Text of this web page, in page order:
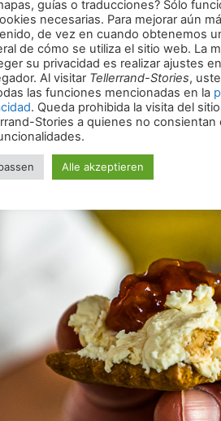
la máquina que añade el
Jørgen, produce mucho
sutil aroma ahumado que
tras su breve paso por la
del queso deja una nota
del queso del humo.